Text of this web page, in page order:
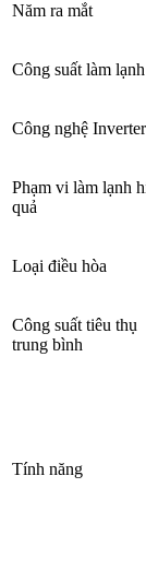
Năm ra mắt
Công suất làm lạnh
Công nghệ Inverter
Phạm vi làm lạnh
quả
Loại điều hòa
Công suất tiêu thụ
trung bình
Tính năng